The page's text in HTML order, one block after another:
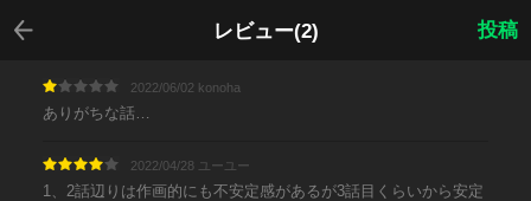
レビュー(2)
戻る
投稿
2022/06/02 konoha
ありがちな話…
2022/04/28 ユーユー
1、2話辺りは作画的にも不安定感があるが3話目くらいから安定